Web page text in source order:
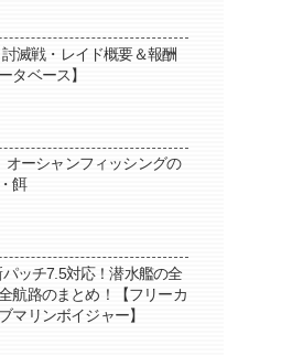
討滅戦・レイド概要＆報酬
タベース】
オーシャンフィッシングの
餌
パッチ7.5対応！潜水艦の全
航路のまとめ！【フリーカ
マリンボイジャー】